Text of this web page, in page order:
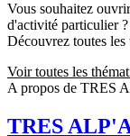
Vous souhaitez
d'activité particulier ?
Découvrez toutes les
Voir toutes les
A propos de TRES
TRES